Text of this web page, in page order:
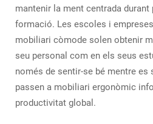
mantenir la ment centrada
formació. Les escoles i
mobiliari còmode solen obtenir
seu personal com en els seus
només de sentir-se bé mentre es
passen a mobiliari ergonòmic
productivitat global.